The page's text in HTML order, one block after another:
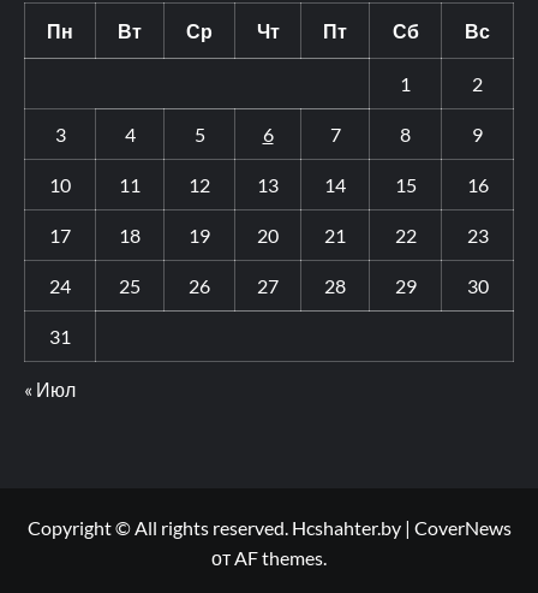
Пн Вт Ср Чт Пт Сб Вс
1 2
3 4 5 6 7 8 9
10 11 12 13 14 15 16
17 18 19 20 21 22 23
24 25 26 27 28 29 30
31
« Июл
Copyright © All rights reserved. Hcshahter.by | CoverNews
от AF themes.